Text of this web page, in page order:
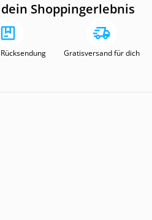
Shoppingerlebnis
Gratisversand für dich